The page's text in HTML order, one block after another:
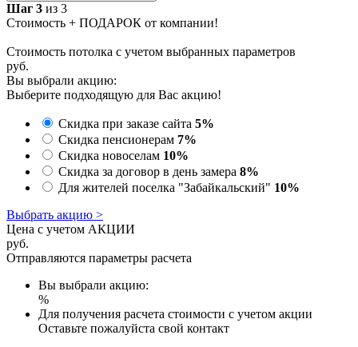
Шаг 3 из 3
Стоимость + ПОДАРОК от компании!
Стоимость потолка с учетом выбранных параметров
руб.
Вы выбрали акцию:
Выберите подходящую для Вас акцию!
Скидка при заказе сайта 5%
Скидка пенсионерам 7%
Скидка новоселам 10%
Скидка за договор в день замера 8%
Для жителей поселка "Забайкальский" 10%
Выбрать акцию >
Цена с учетом АКЦИИ
руб.
Отправляются параметры расчета
Вы выбрали акцию:
%
Для получения расчета стоимости с учетом акции
Оставьте пожалуйста свой контакт